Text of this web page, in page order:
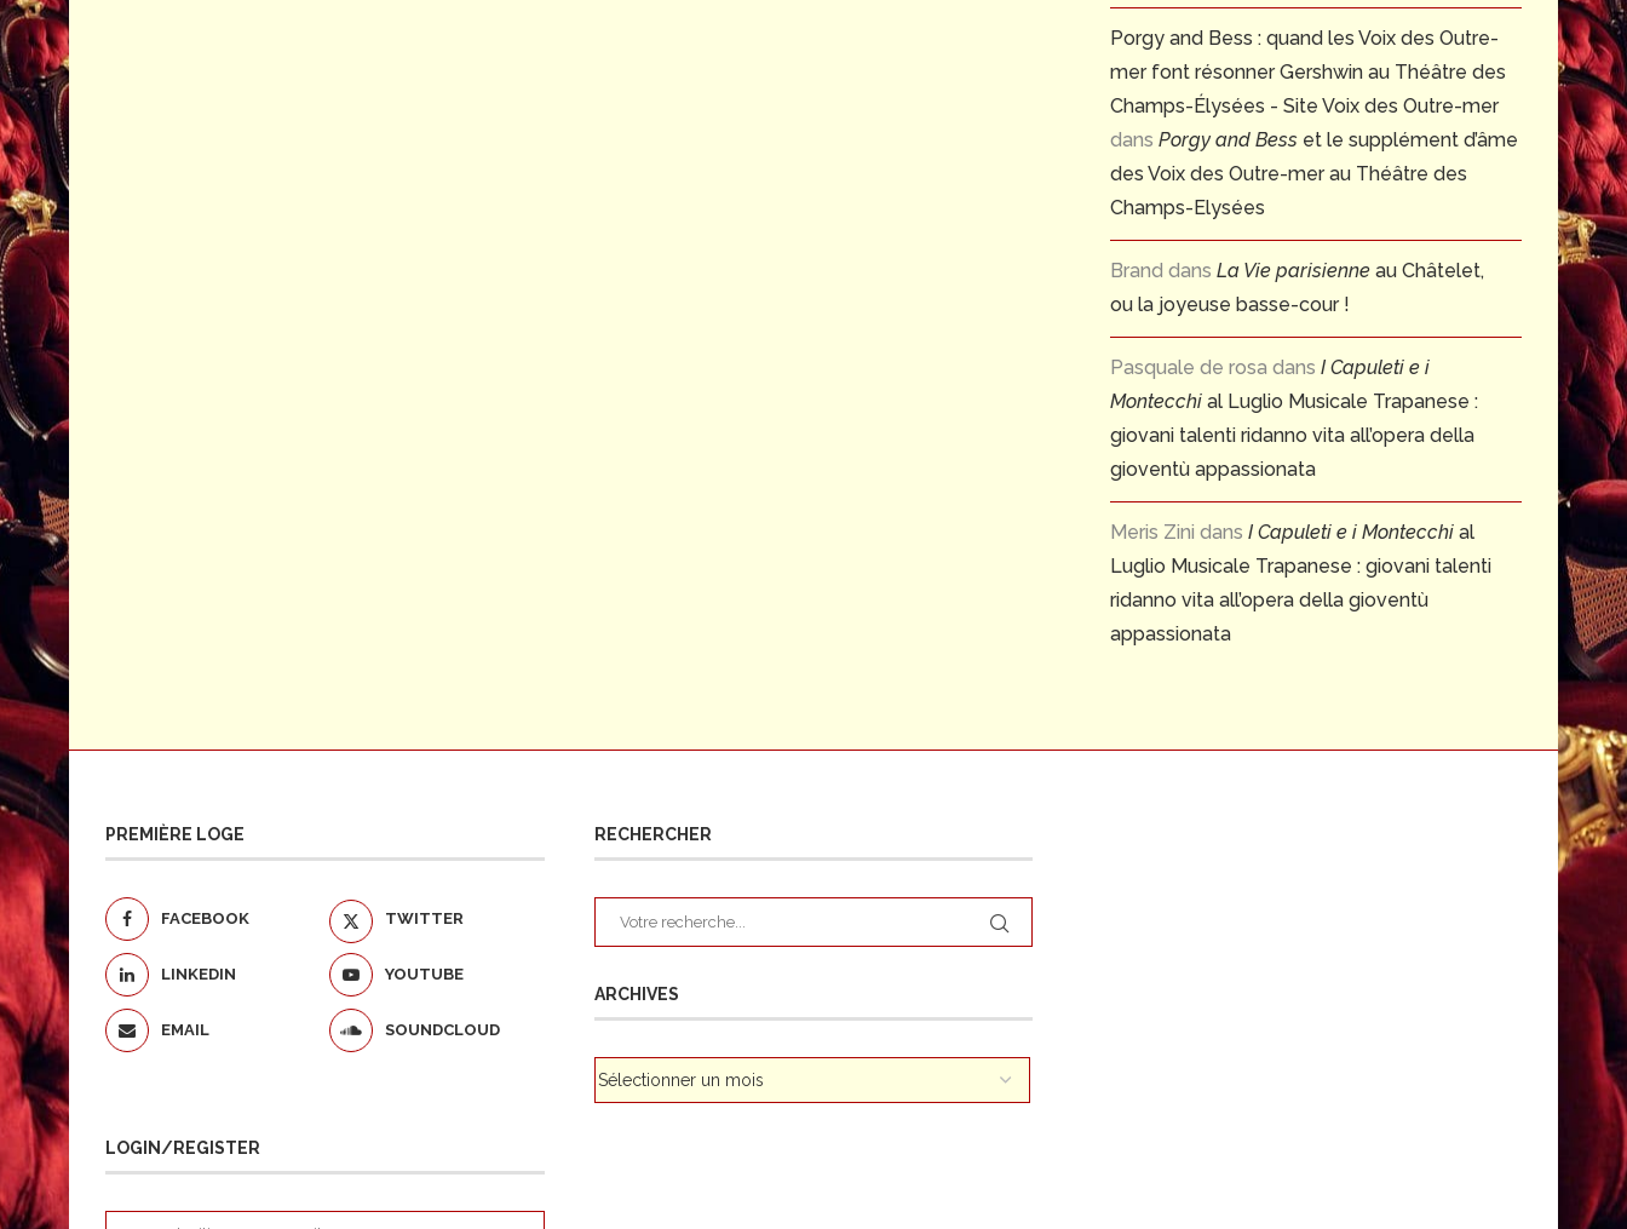
Porgy and Bess : quand les Voix des Outre-
mer font résonner Gershwin au Théâtre des
Champs-Élysées - Site Voix des Outre-mer
dans Porgy and Bess et le supplément d’âme
des Voix des Outre-mer au Théâtre des
Champs-Elysées
Brand dans La Vie parisienne au Châtelet,
ou la joyeuse basse-cour !
Pasquale de rosa dans I Capuleti e i
Montecchi al Luglio Musicale Trapanese :
giovani talenti ridanno vita all’opera della
gioventù appassionata
Meris Zini dans I Capuleti e i Montecchi al
Luglio Musicale Trapanese : giovani talenti
ridanno vita all’opera della gioventù
appassionata
PREMIÈRE LOGE
FACEBOOK TWITTER
LINKEDIN YOUTUBE
EMAIL SOUNDCLOUD
LOGIN/REGISTER
RECHERCHER
ARCHIVES